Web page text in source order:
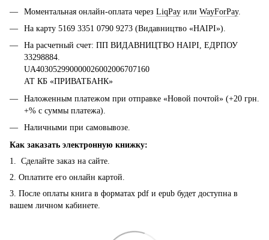
Моментальная онлайн-оплата через LiqPay или WayForPay.
На карту 5169 3351 0790 9273 (Видавництво «НАІРІ»).
На расчетный счет: ПП ВИДАВНИЦТВО НАІРІ, ЕДРПОУ
33298884.
UA403052990000026002006707160
АТ КБ «ПРИВАТБАНК»
Наложенным платежом при отправке «Новой почтой» (+20 грн.
+% с суммы платежа).
Наличными при самовывозе.
Как заказать электронную книжку:
1. Сделайте заказ на сайте.
2. Оплатите его онлайн картой.
3. После оплаты книга в форматах pdf и epub будет доступна в
вашем личном кабинете.